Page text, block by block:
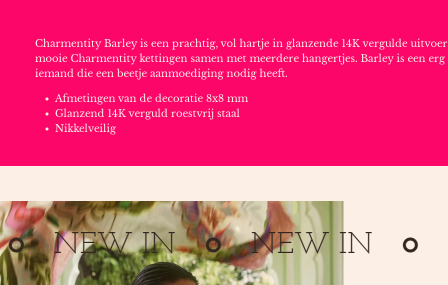
Charmentity Barley is een prachtig, vol hartje in glanzende 14K vergulde
mooie Charmentity kettingen samen met meerdere hangertjes. Barley is een
iemand die een beetje aanmoediging nodig heeft.
Afmetingen van de decoratie 8x8 mm
Glanzend 14K verguld roestvrij staal
Nikkelveilig
NEW IN NEW IN